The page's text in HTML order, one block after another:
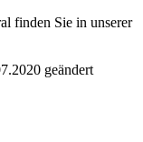
finden Sie in unserer
geändert